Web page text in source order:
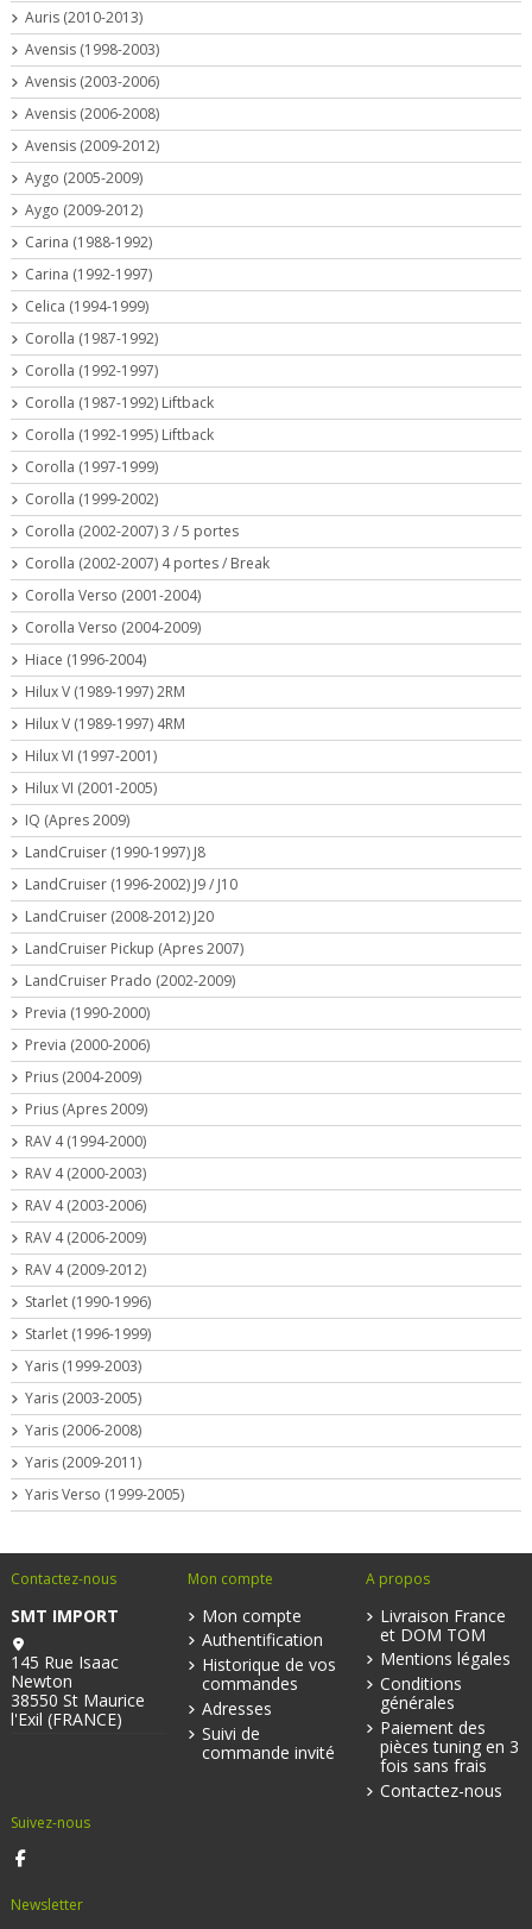
Auris (2010-2013)
Avensis (1998-2003)
Avensis (2003-2006)
Avensis (2006-2008)
Avensis (2009-2012)
Aygo (2005-2009)
Aygo (2009-2012)
Carina (1988-1992)
Carina (1992-1997)
Celica (1994-1999)
Corolla (1987-1992)
Corolla (1992-1997)
Corolla (1987-1992) Liftback
Corolla (1992-1995) Liftback
Corolla (1997-1999)
Corolla (1999-2002)
Corolla (2002-2007) 3 / 5 portes
Corolla (2002-2007) 4 portes / Break
Corolla Verso (2001-2004)
Corolla Verso (2004-2009)
Hiace (1996-2004)
Hilux V (1989-1997) 2RM
Hilux V (1989-1997) 4RM
Hilux VI (1997-2001)
Hilux VI (2001-2005)
IQ (Apres 2009)
LandCruiser (1990-1997) J8
LandCruiser (1996-2002) J9 / J10
LandCruiser (2008-2012) J20
LandCruiser Pickup (Apres 2007)
LandCruiser Prado (2002-2009)
Previa (1990-2000)
Previa (2000-2006)
Prius (2004-2009)
Prius (Apres 2009)
RAV 4 (1994-2000)
RAV 4 (2000-2003)
RAV 4 (2003-2006)
RAV 4 (2006-2009)
RAV 4 (2009-2012)
Starlet (1990-1996)
Starlet (1996-1999)
Yaris (1999-2003)
Yaris (2003-2005)
Yaris (2006-2008)
Yaris (2009-2011)
Yaris Verso (1999-2005)
Contactez-nous
SMT IMPORT
145 Rue Isaac
Newton
38550 St Maurice
l'Exil (FRANCE)
Mon compte
Mon compte
Authentification
Historique de vos
commandes
Adresses
Suivi de
commande invité
A propos
Livraison France
et DOM TOM
Mentions légales
Conditions
générales
Paiement des
pièces tuning en 3
fois sans frais
Contactez-nous
Suivez-nous
Newsletter